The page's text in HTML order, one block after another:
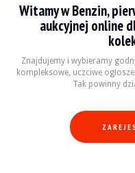
5-litrowy 12-cylindrowy silnik
-vidange
Witamy w Benzin,
aukcyjnej online
Znajdujemy i wybieramy
kompleksowe, uczciwe
Tak powinny